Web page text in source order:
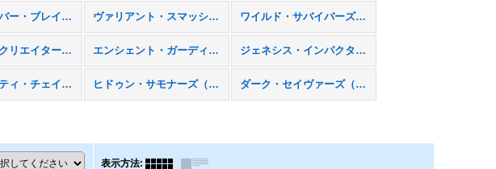
クロスオーバー・ブレイカーズ（ＤＢＣＢ） ヴァリアント・スマッシャーズ（ＤＢＶＳ） ワイルド・サバイバーズ（ＤＢＷＳ）
グランド・クリエイターズ（ＤＢＧＣ） エンシェント・ガーディアンズ（ＤＢＡＧ） ジェネシス・インパクターズ（ＤＢＧＩ）
インフィニティ・チェイサーズ（ＤＢＩＣ） ヒドゥン・サモナーズ（ＤＢＨＳ） ダーク・セイヴァーズ（ＤＢＤＳ）
表示方法: